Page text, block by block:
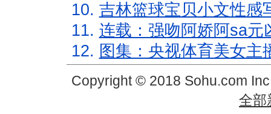
10. 吉林篮球宝贝小文性感
11. 连载：强吻阿娇阿sa元
12. 图集：央视体育美女主
Copyright © 2018 Sohu.com
全部